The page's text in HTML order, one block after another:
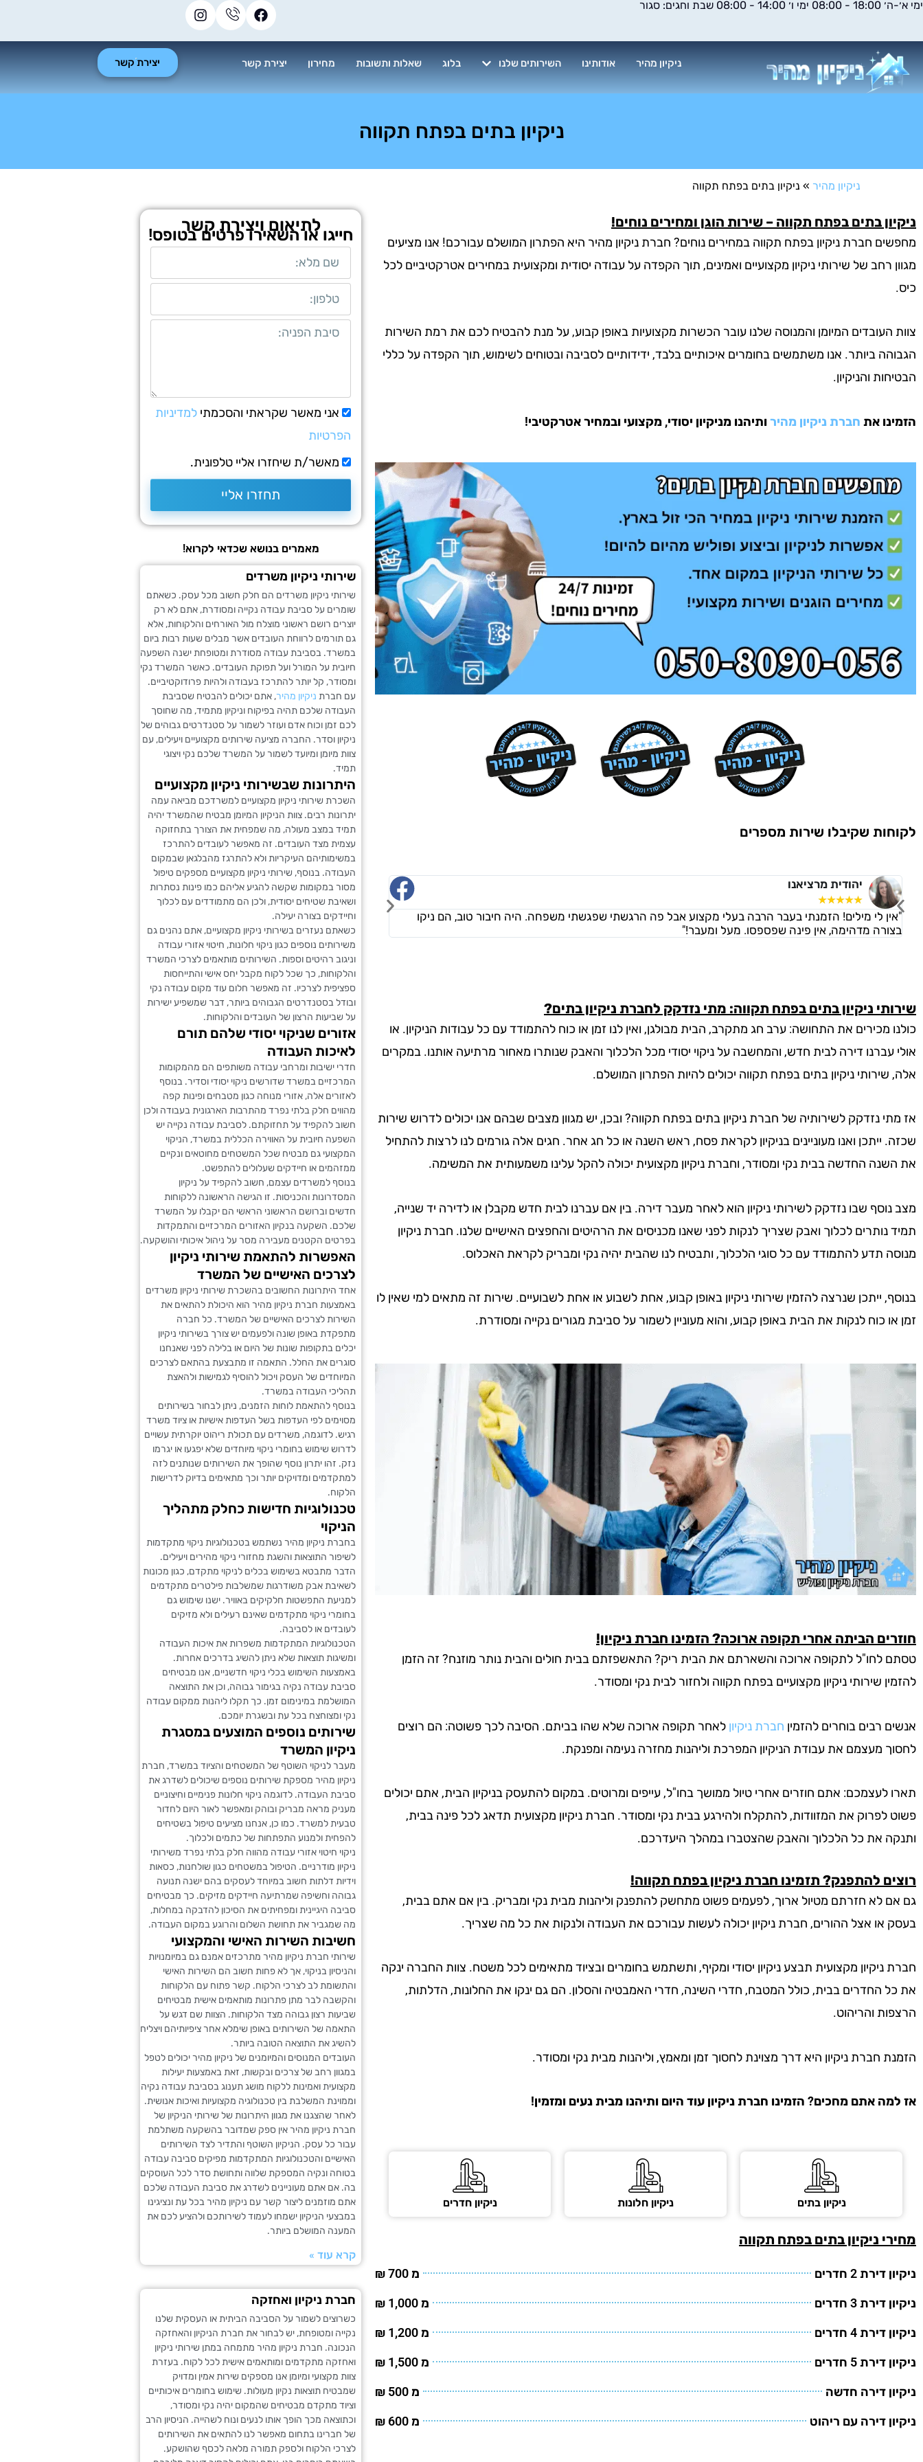
דילוג
ימי א׳-ה׳ 18:00 - 08:00 ימי ו׳ 14:00 - 08:00 שבת וחגים: סגור
ניקיון מהיר אודותינו השירותים שלנו בלוג שאלות ותשובות מחירון יצירת קשר יצירת קשר
ניקיון בתים בפתח תקווה
ניקיון מהיר » ניקיון בתים בפתח תקווה
ניקיון בתים בפתח תקווה – שירות הוגן ומחירים נוחים!
מחפשים חברת ניקיון בפתח תקווה במחירים נוחים? חברת ניקיון מהיר היא הפתרון המושלם עבורכם! אנו מציעים
מגוון רחב של שירותי ניקיון מקצועיים ואמינים, תוך הקפדה על עבודה יסודית ומקצועית במחירים אטרקטיביים לכל
כיס.
צוות העובדים המיומן והמנוסה שלנו עובר הכשרות מקצועיות באופן קבוע, על מנת להבטיח לכם את רמת השירות
הגבוהה ביותר. אנו משתמשים בחומרים איכותיים בלבד, ידידותיים לסביבה ובטוחים לשימוש, תוך הקפדה על כללי
הבטיחות והניקיון.
הזמינו את חברת ניקיון מהירותיהנו מניקיון יסודי, מקצועי ובמחיר אטרקטיבי!
לקוחות שקיבלו שירות מספרים
יהודית מרציאנו
☆
☆
☆
☆
☆
"אין לי מילים! הזמנתי בעבר הרבה בעלי מקצוע אבל פה הרגשתי שפגשתי משפחה. היה חיבור טוב, הם ניקו
בצורה מדהימה, אין פינה שפספסו. מעל ומעבר!"
ורד דמרי
☆
☆
☆
☆
☆
"אני מאוד מרוצה. היה מאוד נחמד והקשיב לכל הבקשות שלי, היה מאוד מקצועי
שביקשתי ולא חשבתי עליהם. הצוות שלו תקתקו עבודה מהר, ממליצה"
שירותי ניקיון בתים בפתח תקווה: מתי נזדקק לחברת ניקיון בתים?
כולנו מכירים את התחושה: ערב חג מתקרב, הבית מבולגן, ואין לנו זמן או כוח להתמודד עם כל עבודות הניקיון. או
אולי עברנו דירה לבית חדש, והמחשבה על ניקוי יסודי מכל הלכלוך והאבק שנותרו מאחור מרתיעה אותנו. במקרים
אלה, שירותי ניקיון בתים בפתח תקווה יכולים להיות הפתרון המושלם.
אז מתי נזדקק לשירותיה של חברת ניקיון בתים בפתח תקווה? ובכן, יש מגוון מצבים שבהם אנו יכולים לדרוש שירות
שכזה. ייתכן ואנו מעוניינים בניקיון לקראת פסח, ראש השנה או כל חג אחר. חגים אלה גורמים לנו לרצות להתחיל
את השנה החדשה בבית נקי ומסודר, וחברת ניקיון מקצועית יכולה להקל עלינו משמעותית את המשימה.
מצב נוסף שבו נזדקק לשירותי ניקיון הוא לאחר מעבר דירה. בין אם עברנו לבית חדש מקבלן או לדירה יד שנייה,
תמיד נותרים לכלוך ואבק שצריך לנקות לפני שאנו מכניסים את הרהיטים והחפצים האישיים שלנו. חברת ניקיון
מנוסה תדע להתמודד עם כל סוגי הלכלוך, ותבטיח לנו שהבית יהיה נקי ומבריק לקראת האכלוס.
בנוסף, ייתכן שנרצה להזמין שירותי ניקיון באופן קבוע, אחת לשבוע או אחת לשבועיים. שירות זה מתאים למי שאין לו
זמן או כוח לנקות את הבית באופן קבוע, והוא מעוניין לשמור על סביבת מגורים נקייה ומסודרת.
חוזרים הביתה אחרי תקופה ארוכה? הזמינו חברת ניקיון!
טסתם לחו"ל לתקופה ארוכה והשארתם את הבית ריק? התאשפזתם בבית חולים והבית נותר מוזנח? זה הזמן
להזמין שירותי ניקיון מקצועיים בפתח תקווה ולחזור לבית נקי ומסודר.
אנשים רבים בוחרים להזמין חברת ניקיון לאחר תקופה ארוכה שלא שהו בביתם. הסיבה לכך פשוטה: הם רוצים
לחסוך מעצמם את עבודת הניקיון המפרכת וליהנות מחזרה נעימה ומפנקת.
תארו לעצמכם: אתם חוזרים אחרי טיול ממושך בחו"ל, עייפים ומרוטים. במקום להתעסק בניקיון הבית, אתם יכולים
פשוט לפרוק את המזוודות, להתקלח ולהירגע בבית נקי ומסודר. חברת ניקיון מקצועית תדאג לכל פינה בבית,
ותנקה את כל הלכלוך והאבק שהצטברו במהלך היעדרכם.
רוצים להתפנק? תזמינו חברת ניקיון בפתח תקווה!
גם אם לא חזרתם מטיול ארוך, לפעמים פשוט מתחשק להתפנק וליהנות מבית נקי ומבריק. בין אם אתם בבית,
בעסק או אצל ההורים, חברת ניקיון יכולה לעשות עבורכם את העבודה ולנקות את כל מה שצריך.
חברת ניקיון מקצועית תבצע ניקיון יסודי ומקיף, ותשתמש בחומרים ובציוד מתאימים לכל משטח. צוות החברה ינקה
את כל החדרים בבית, כולל המטבח, חדרי השינה, חדרי האמבטיה והסלון. הם גם ינקו את החלונות, הדלתות,
הרצפות והריהוט.
הזמנת חברת ניקיון היא דרך מצוינת לחסוך זמן ומאמץ, וליהנות מבית נקי ומסודר.
אז למה אתם מחכים? הזמינו חברת ניקיון עוד היום ותיהנו מבית נעים ומזמין!
ניקיון בתים ניקיון חלונות ניקיון חדרים
מחירי ניקיון בתים בפתח תקווה
ניקיון דירת 2 חדרים מ 700 ₪
ניקיון דירת 3 חדרים מ 1,000 ₪
ניקיון דירת 4 חדרים מ 1,200 ₪
ניקיון דירת 5 חדרים מ 1,500 ₪
ניקיון דירה חדשה מ 500 ₪
ניקיון דירה עם ריהוט מ 600 ₪
לתיאום ויצירת קשר
חייגו או השאירו פרטים בטופס!
אני מאשר שקראתי והסכמתי למדיניות
הפרטיות
מאשר/ת שיחזרו אליי טלפונית.
תחזרו אליי
מאמרים בנושא שכדאי לקרוא!
שירותי ניקיון משרדים
שירותי ניקיון משרדים הם חלק חשוב מכל עסק. כשאתם
שומרים על סביבת עבודה נקייה ומסודרת, אתם לא רק
יוצרים רושם ראשוני מוצלח מול האורחים והלקוחות, אלא
גם תורמים לרווחת העובדים אשר מבלים שעות רבות ביום
במשרד. בסביבת עבודה מסודרת ומטופחת ישנה השפעה
חיובית על המורל ועל תפוקת העובדים. כאשר המשרד נקי
ומסודר, קל יותר להתרכז בעבודה ולהיות פרודוקטיביים.
עם חברת ניקיון מהיר, אתם יכולים להבטיח שסביבת
העבודה שלכם תהיה בפיקוח וניקיון מתמיד, מה שחוסך
לכם זמן וכוח אדם ועוזר לשמור על סטנדרטים גבוהים של
ניקיון וסדר. החברה מציעה שירותים מקצועיים ויעילים, עם
צוות מיומן ומיועד לשמור על המשרד שלכם נקי ויצוגי
תמיד.
היתרונות שבשירותי ניקיון מקצועיים
השכרת שירותי ניקיון מקצועיים למשרדכם מביאה עמה
יתרונות רבים. צוות הניקיון המיומן מבטיח שהמשרד יהיה
תמיד במצב מעולה, מה שמפחית את הצורך בתחזוקה
עצמית מצד העובדים. זה מאפשר לעובדים להתרכז
במשימותיהם העיקריות ולא להתרגז מהבלגאן שבמקום
העבודה. בנוסף, שירותי ניקיון מקצועיים מספקים טיפול
מסור במקומות שקשה להגיע אליהם כמו פינות נסתרות
ושאיבת שטיחים יסודית, ולכן הם מתמודדים עם לכלוך
וחיידקים בצורה יעילה.
כשאתם נעזרים בשירותי ניקיון מקצועיים, אתם נהנים גם
משירותים נוספים כגון ניקוי חלונות, חיטוי אזורי עבודה
וניגוב רהיטים וספות. השירותים מותאמים לצרכי המשרד
והלקוחות, כך שכל לקוח מקבל יחס אישי והתייחסות
ספציפית לצרכיו. זה מאפשר חלום עוד מקום עבודה נקי
ובודל בסטנדרטים הגבוהים ביותר, דבר שמשפיע ישירות
על שביעות הרצון של העובדים והלקוחות.
אזורים שניקוי יסודי שלהם תורם
לאיכות העבודה
חדרי ישיבות ומרחבי עבודה משותפים הם מהמקומות
המרכזיים במשרד שדורשים ניקוי יסודי וסדיר. בנוסף
לאזורים אלה, אזורי מנוחה כגון מטבחים ופינות קפה
מהווים חלק בלתי נפרד מהתרבות הארגונית בעבודה ולכן
חשוב להקפיד על תחזוקתם. לסביבת עבודה נקייה יש
השפעה חיובית על האווירה הכללית במשרד, הניקוי
המקצועי גם מבטיח שכל המשטחים מחוטאים ונקיים
ממזהמים או חיידקים שעלולים להתפשט.
בנוסף למשרדים עצמם, חשוב להקפיד על ניקיון
המסדרונות והכניסות. זו הגישה הראשונה ללקוחות
חדשים וברושם הראשוני הראשי הם יקבלו על המשרד
שלכם. השקעה בנקיון האזורים המרכזיים והתמקדות
בפרטים הקטנים מעבירה מסר על ניהול איכותי והושקעה.
האפשרות להתאמת שירותי ניקיון
לצרכים האישיים של המשרד
אחד היתרונות החשובים בהשכרת שירותי ניקיון משרדים
באמצעות חברת ניקיון מהיר הוא היכולת להתאים את
השירות לצרכים האישיים של המשרד. כל חברה
מתפקדת באופן שונה ולפעמים יש צורך בשירותי ניקיון
יכלים בתקופות שונות של היום או בלילה לפני שאנחנו
סוגרים את החלל. התאמה זו מתבצעת בהתאם לצרכים
המיוחדים של העסק ויכול להוסיף לגמישות ולהאצת
תהליכי העבודה במשרד.
בנוסף להתאמת לוחות הזמנים, ניתן לבחור בשירותים
מסוימים לפי העדפות בשל העדפות אישיות או ציוד משרד
רגיש. לדוגמה, משרדים עם תכולת ריהוט יוקרתית עשויים
לדרוש שימוש בחומרי ניקוי מיוחדים שלא יפגעו או יגרמו
נזק. זהו יתרון נוסף שהופך את השירותים שנותנים לזה
למתקדמים ומדויקים יותר וכך מתאימים בדיוק לדרישות
הלקוח.
טכנולוגיות חדישות כחלק מתהליך
הניקוי
בחברת ניקיון מהיר נשתמש בטכנולוגיות ניקוי מתקדמות
לשיפור התוצאות והשגת מחזורי ניקוי מהירים ויעילים.
הדבר מתבטא בשימוש בכלים לניקוי מתקדם, כגון מכונות
לשאיבת אבק משודרגות שמשלבות פילטרים מתקדמים
למניעת התפשטות חלקיקים באוויר. ישנו שימוש גם
בחומרי ניקוי מתקדמים שאינם רעילים ולא מזיקים
לעובדים או לסביבה.
הטכנולוגיות המתקדמות משפרות את איכות העבודה
ומשיגות תוצאות שלא ניתן להשיג בדרכים אחרות.
באמצעות השימוש בכלי ניקוי חדשניים, אנו מבטיחים
סביבת עבודה נקיה בגימור גבוהה, וכן את התוצאה
המושלמת במינימום זמן. כך תקלו ליהנות ממקום עבודה
נקי ומצוחצח בכל עת ובשגרת יומכם.
שירותים נוספים המוצעים במסגרת
ניקיון המשרד
מעבר לניקוי השוטף של המשטחים והציוד במשרד, חברת
ניקיון מהיר מספקת שירותים נוספים שיכולים לשדרג את
סביבת העבודה. לדוגמה ניקוי חלונות פנימיים וחיצוניים
מעניק מראה מבריק ובוהק ומאפשר לאור היום לחדור
טבעית למשרד. כמו כן, אנחנו מציעים טיפול בשטיחים
להפחית ולמנוע התפתחות של כתמים ולכלוך.
ניקוי חיטוי אזורי עבודה מהווה חלק בלתי נפרד משירותי
ניקיון מודרניים. הטיפול במשטחים כגון שולחנות, כסאות
וידיות דלתות חשוב במיוחד לעסקים בהם ישנה תנועה
גבוהה וחשיפה שמרתיעה חיידקים מזיקים. כך מבטיחים
סביבה היגיינית ומפחיתים את הסיכון להדבקה במחלות,
מה שמגביר את תחושת השלום והרוגע במקום העבודה.
חשיבות השירות האישי והמקצועי
שירותי חברת ניקיון מהיר מתרכזים אמנם גם במיומנויות
והניסיון בניקוי, אך לא פחות חשוב הם השירות האישי
והתשומת לב לצרכי הלקוח. קשר פתוח עם הלקוחות
והקשבה לבר מתן פתרונות מותאמים אישית מבטיחים
שביעות רצון גבוהה מצד הלקוחות. הצוות שם דגש על
התאמה של השירותים באופן שימלא אחר ציפיותיהם ויצליח
להשיג את התוצאה הטובה ביותר.
העובדים המנוסים והמיומנים של ניקיון מהיר יכולים לטפל
במגוון רחב של צרכים ובקשות, זאת באמצעות יעילות
מקצועית ואמינות ללקוח מושג תענוג בסביבת עבודה נקיה
וממוינת המשלבת בין טכנולוגיה מקצועיות ואיכות אנושית.
לאחר שהצגנו את מגוון היתרונות של שירותי הניקיון של
חברת ניקיון מהיר אין ספק שמדובר בהשקעה משתלמת
עבור כל עסק. הניקיון השוטף והתדיר לצד השירותים
האישיים והטכנולוגיות המתקדמות מפיקים סביבה עבודה
בטוחה ונקיה המספקת שלווה ותחושת סדר לכל העוסקים
בה. אם אתם מעוניינים לשדרג את סביבת העבודה שלכם
אתם מוזמנים ליצור קשר עם ניקיון מהיר בכל עת ונציגינו
במבצעי הניקיון ישמחו לעמוד לשירותכם ולהציע לכם את
המענה המושלם ביותר.
קרא עוד »
חברת ניקיון ואחזקה
כשרוצים לשמור על הסביבה הביתית או העסקית שלנו
נקייה ומטופחת, יש לבחור את חברת הניקיון והאחזקה
הנכונה. חברת ניקיון מהיר מתמחה במתן שירותי ניקיון
ואחזקה מתקדמים ומותאמים אישית לכל לקוח. בעזרת
צוות מקצועי ומיומן אנו מספקים שירות אמין ומדויק
שמבטיח תוצאות נקיון מעולות. שימוש בחומרים איכותיים
וציוד מתקדם מבטיחים שהמקום יהיה נקי ומסודר,
וכתוצאה מכך הופך אותו לנעים ונוח לשהייה. הניסיון הרב
של חברינו בתחום מאפשר לנו להתאים את השירותים
לצרכי הלקוח ולספק תמורה מלאה לכסף שהושקע.